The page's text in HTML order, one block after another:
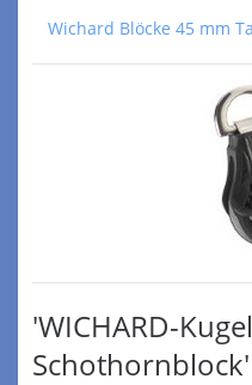
Wichard Blöcke 45 mm
'WICHARD-
Schothornblock'